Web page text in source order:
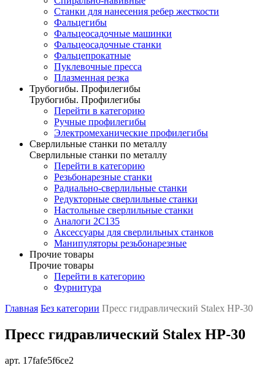
Станки для нанесения ребер жесткости
Фальцегибы
Фальцеосадочные машинки
Фальцеосадочные станки
Фальцепрокатные
Пуклевочные пресса
Плазменная резка
Трубогибы. Профилегибы
Трубогибы. Профилегибы
Перейти в категорию
Ручные профилегибы
Электромеханические профилегибы
Сверлильные станки по металлу
Сверлильные станки по металлу
Перейти в категорию
Резьбонарезные станки
Радиально-сверлильные станки
Редукторные сверлильные станки
Настольные сверлильные станки
Аналоги 2С135
Аксессуары для сверлильных станков
Манипуляторы резьбонарезные
Прочие товары
Прочие товары
Перейти в категорию
Фурнитура
Главная Без категории Пресс гидравлический Stalex HP-30
Пресс гидравлический Stalex HP-30
арт. 17fafe5f6ce2